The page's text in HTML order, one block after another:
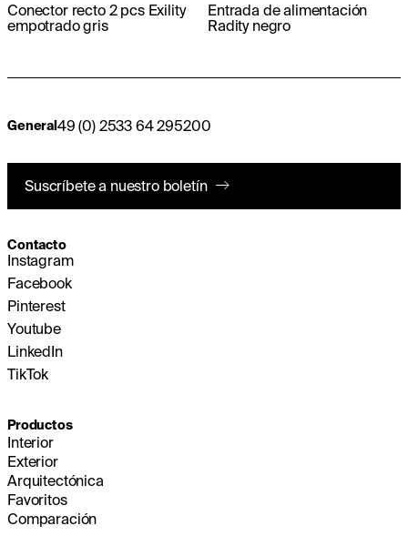
Conector recto 2 pcs Exility
empotrado gris
Entrada de alimentación
Radity negro
General 49 (0) 2533 64 295200
Suscríbete a nuestro boletín
Contacto
Instagram
Facebook
Pinterest
Youtube
LinkedIn
TikTok
Productos
Interior
Exterior
Arquitectónica
Favoritos
Comparación